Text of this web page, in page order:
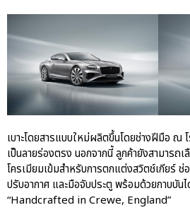
เบาะโดยสารแบบใหม่ผลิตขึ้นโดยช่างฝีมือ ณ
เป็นลายร่องตรง นอกจากนี้ ลูกค้ายังสามารถเ
โครเมียมเข้มสำหรับการตกแต่งสวิตช์เกียร์ ช่
ปรับอากาศ และมือจับประตู พร้อมด้วยกาบบัน
“Handcrafted in Crewe, England”